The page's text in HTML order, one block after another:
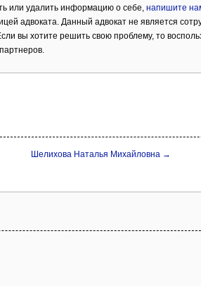
или удалить информацию о себе, напишите
адвоката. Данный адвокат не является
вы хотите решить свою проблему, то
Шелихова Наталья Михайловна →